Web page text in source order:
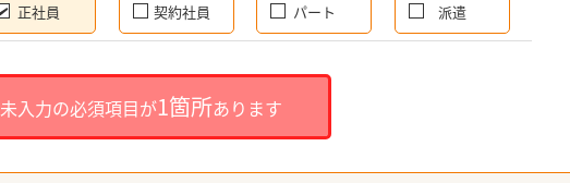
正社員 契約社員 パート 派遣
未入力の必須項目が1箇所あります